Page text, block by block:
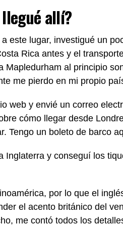
llegué allí?
este lugar, investigué un
Rica antes y el
Mapledurham al principio
me pierdo en mi propio
web y envié un correo
cómo llegar desde
Tengo un boleto de barco
Inglaterra y conseguí los
por lo que el
el acento británico del
me contó todos los